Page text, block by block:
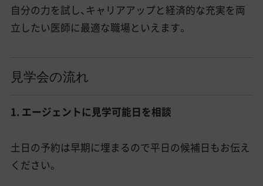
自分の力を試し、キャリアアップと経済的な充実を両
立したい医師に最適な職場といえます。
見学会の流れ
1. エージェントに見学可能日を相談
土日の予約は早期に埋まるので平日の候補日もお伝え
ください。